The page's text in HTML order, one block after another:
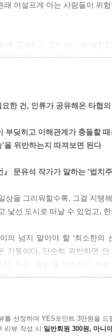
래 어설프게 아는 사람들이 위
족도 아니다. 인간이다.
보다 낮은 양형을 선택하는
. 이런 마음이 지배하는 사회
리즘, 복잡한 시스템으로 가득
하는 결론을 위해 절차를 무시
한 건, 인류가 공유해온 타협
부딪히고 이해관계가 충돌할 때
’을 위반하는지 따져보면 된다
』 문유석 작가가 말하는 ‘법치
상을 그리워할수록, 그걸 지탱
낯선 도시로 떠날 수 있었고,
의 넘지 말아야 할 ‘최소한의
기둥이다. 단순히 위반하면
년 봄의 어느 날, 나는 법에 대
증오에 상처받고 지친 우리에
루가 멀다 하고 복잡하고 혼
를 선정하여 YES포인트 3만원을 드
리뷰 작성 시 일반회원 300원, 마니